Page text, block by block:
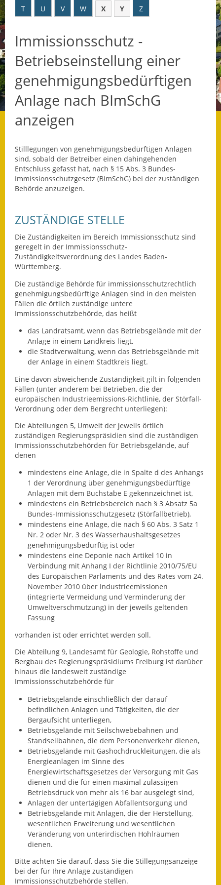
Datenschutz
Datenschutz im
Steueramt
Gebärdensprache
Geschichte und
Gegenwart
Wagner-Werkstatt
Informationsbroschüre
Leichte Sprache
Infos in Leichter Sprache
Nachhaltigkeitsbericht
Notfallplanung
Ortsplan
Schadensmeldung
Straßenbau
Landesstraße
Umleitungsplan
Buslinie 168
Stellenausschreibungen
Zahlen und Fakten
Rathaus
Bauhof Notzingen
Behördenadressen
Beratungsstellen im
Landkreis
Dienstleistungen
Formulare
Fundbehörde
Gemeinderat
Sitzungsberichte 2015
Sitzungsberichte 2016
Sitzungsberichte 2017
Sitzungsberichte 2018
Sitzungsberichte 2019
Sitzungsberichte 2020
Haushalt & Finanzen
T
U V W X Y Z
Immissionsschutz -
Betriebseinstellung einer
genehmigungsbedürftigen
Anlage nach BImSchG
anzeigen
Stilllegungen von genehmigungsbedürftigen Anlagen
sind, sobald der Betreiber einen dahingehenden
Entschluss gefasst hat, nach § 15 Abs. 3 Bundes-
Immissionsschutzgesetz (BImSchG) bei der zuständigen
Behörde anzuzeigen.
ZUSTÄNDIGE STELLE
Die Zuständigkeiten im Bereich Immissionsschutz sind
geregelt in der Immissionsschutz-
Zuständigkeitsverordnung des Landes Baden-
Württemberg.
Die zuständige Behörde für immissionsschutzrechtlich
genehmigungsbedürftige Anlagen sind in den meisten
Fällen die örtlich zuständige untere
Immissionsschutzbehörde, das heißt
das Landratsamt, wenn das Betriebsgelände mit der
Anlage in einem Landkreis liegt,
die Stadtverwaltung, wenn das Betriebsgelände mit
der Anlage in einem Stadtkreis liegt.
Eine davon abweichende Zuständigkeit gilt in folgenden
Fällen (unter anderem bei Betrieben, die der
europäischen Industrieemissions-Richtlinie, der Störfall-
Verordnung oder dem Bergrecht unterliegen):
Die Abteilungen 5, Umwelt der jeweils örtlich
zuständigen Regierungspräsidien sind die zuständigen
Immissionsschutzbehörden für Betriebsgelände, auf
denen
mindestens eine Anlage, die in Spalte d des Anhangs
1 der Verordnung über genehmigungsbedürftige
Anlagen mit dem Buchstabe E gekennzeichnet ist,
mindestens ein Betriebsbereich nach § 3 Absatz 5a
Bundes-Immissionsschutzgesetz (Störfallbetrieb),
mindestens eine Anlage, die nach § 60 Abs. 3 Satz 1
Nr. 2 oder Nr. 3 des Wasserhaushaltsgesetzes
genehmigungsbedürftig ist oder
mindestens eine Deponie nach Artikel 10 in
Verbindung mit Anhang I der Richtlinie 2010/75/EU
des Europäischen Parlaments und des Rates vom 24.
November 2010 über Industrieemissionen
(integrierte Vermeidung und Verminderung der
Umweltverschmutzung) in der jeweils geltenden
Fassung
vorhanden ist oder errichtet werden soll.
Die Abteilung 9, Landesamt für Geologie, Rohstoffe und
Bergbau des Regierungspräsidiums Freiburg ist darüber
hinaus die landesweit zuständige
Immissionsschutzbehörde für
Betriebsgelände einschließlich der darauf
befindlichen Anlagen und Tätigkeiten, die der
Bergaufsicht unterliegen,
Betriebsgelände mit Seilschwebebahnen und
Standseilbahnen, die dem Personenverkehr dienen,
Betriebsgelände mit Gashochdruckleitungen, die als
Energieanlagen im Sinne des
Energiewirtschaftsgesetzes der Versorgung mit Gas
dienen und die für einen maximal zulässigen
Betriebsdruck von mehr als 16 bar ausgelegt sind,
Anlagen der untertägigen Abfallentsorgung und
Betriebsgelände mit Anlagen, die der Herstellung,
wesentlichen Erweiterung und wesentlichen
Veränderung von unterirdischen Hohlräumen
dienen.
Bitte achten Sie darauf, dass Sie die Stillegungsanzeige
bei der für Ihre Anlage zuständigen
Immissionsschutzbehörde stellen.